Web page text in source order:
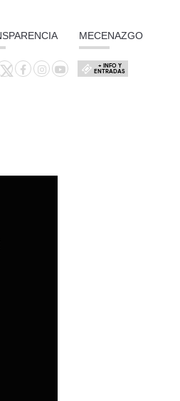
MECENAZGO
+ INFO Y
ENTRADAS